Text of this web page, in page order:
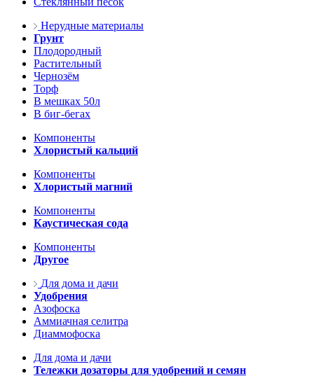
Нерудные материалы
Грунт
Плодородный
Растительный
Чернозём
Торф
В мешках 50л
В биг-бегах
Компоненты
Хлористый кальций
Компоненты
Хлористый магний
Компоненты
Каустическая сода
Компоненты
Другое
Для дома и дачи
Удобрения
Азофоска
Аммиачная селитра
Диаммофоска
Для дома и дачи
Тележки дозаторы для удобрений и семян